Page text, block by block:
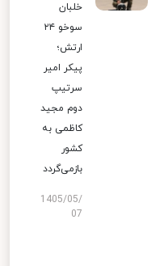
خلبان
سوخو ۲۴
ارتش؛
پیکر امیر
سرتیپ
دوم مجید
کاظمی به
کشور
بازمی‌گردد
1405/05/
07